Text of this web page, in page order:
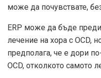
може да почувствате,
ERP може да бъде
лечение на хора с OCD,
предполага, че е дори
OCD, отколкото самото